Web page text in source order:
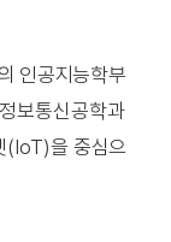
인공지능학부
보통신공학과
(IoT)을 중심으